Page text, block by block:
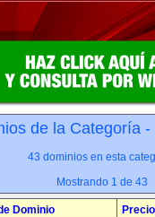
de la Categoría -
43 dominios en esta
Mostrando 1 de 43
Dominio
Precio